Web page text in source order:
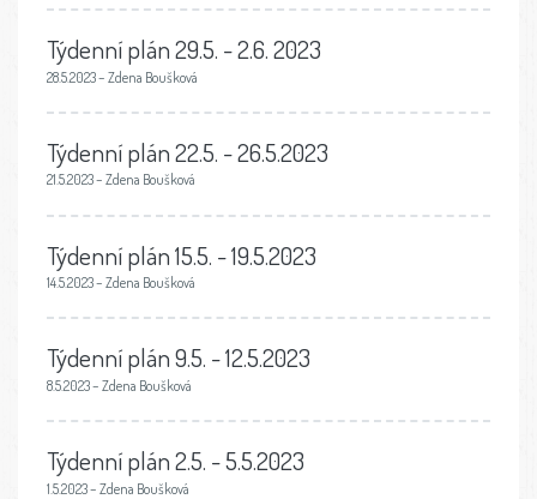
Týdenní plán 29.5. - 2.6. 2023
28.5.2023 – Zdena Boušková
Týdenní plán 22.5. - 26.5.2023
21.5.2023 – Zdena Boušková
Týdenní plán 15.5. - 19.5.2023
14.5.2023 – Zdena Boušková
Týdenní plán 9.5. - 12.5.2023
8.5.2023 – Zdena Boušková
Týdenní plán 2.5. - 5.5.2023
1.5.2023 – Zdena Boušková